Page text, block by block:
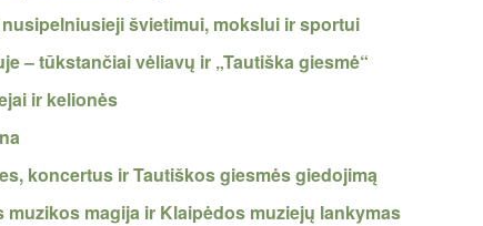
švietimui, mokslui ir sportui
– tūkstančiai vėliavų ir „Tautiška giesmė“
ir kelionės
koncertus ir Tautiškos giesmės giedojimą
magija ir Klaipėdos muziejų lankymas